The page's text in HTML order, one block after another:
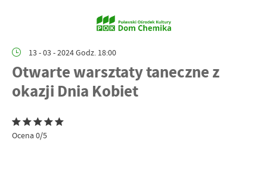
13 - 03 - 2024 Godz. 18:00
Otwarte warsztaty taneczne z
okazji Dnia Kobiet
Ocena 0/5